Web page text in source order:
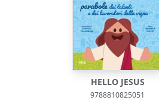
HELLO JESUS
9788810825051